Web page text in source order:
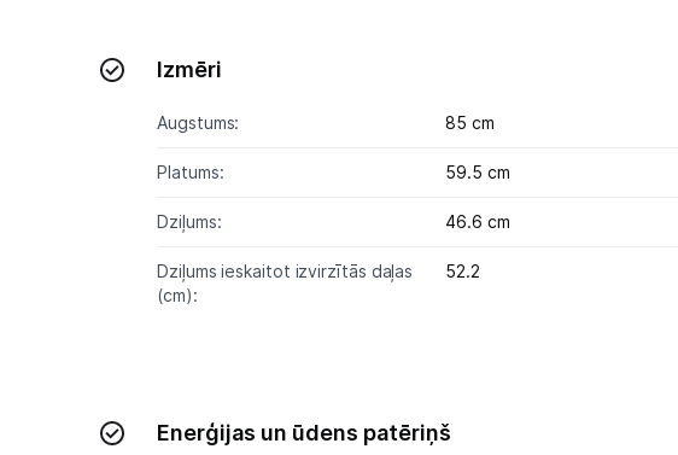
Izmēri
Augstums: 85 cm
Platums: 59.5 cm
Dziļums: 46.6 cm
Dziļums ieskaitot izvirzītās daļas
(cm):
52.2
Enerģijas un ūdens patēriņš